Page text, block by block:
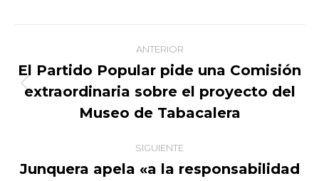
Navegación
entre
publicaciones
ANTERIOR
Publicación
anterior:
El Partido Popular pide una Comisión
extraordinaria sobre el proyecto del
Museo de Tabacalera
SIGUIENTE
Junquera apela «a la responsabilidad